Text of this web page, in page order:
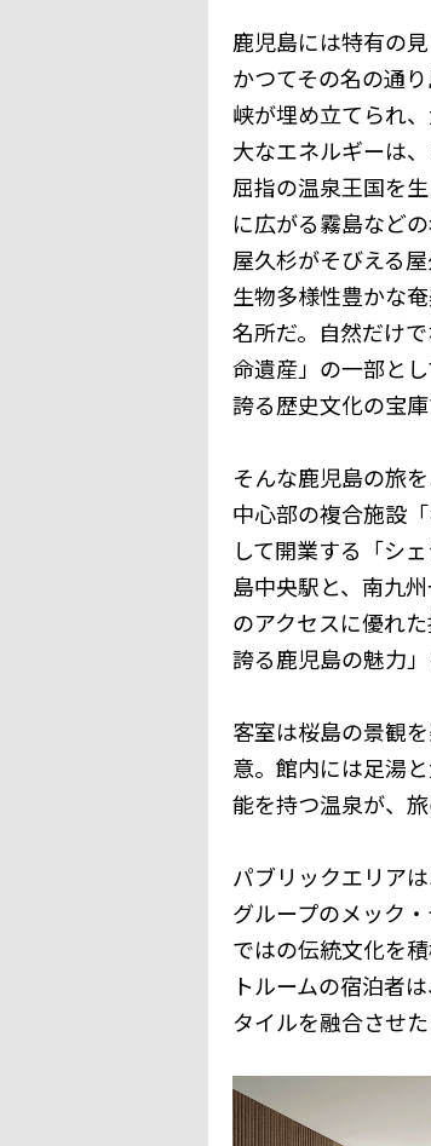
鹿児島には特有の
かつてその名の通
峡が埋め立てられ
大なエネルギーは
屈指の温泉王国を
に広がる霧島など
屋久杉がそびえる
生物多様性豊かな
名所だ。自然だけ
命遺産」の一部と
誇る歴史文化の宝庫
そんな鹿児島の旅
中心部の複合施設
して開業する「シ
島中央駅と、南九
のアクセスに優れ
誇る鹿児島の魅力
客室は桜島の景観
意。館内には足湯
能を持つ温泉が、
パブリックエリア
グループのメック
ではの伝統文化を
トルームの宿泊者
タイルを融合させ